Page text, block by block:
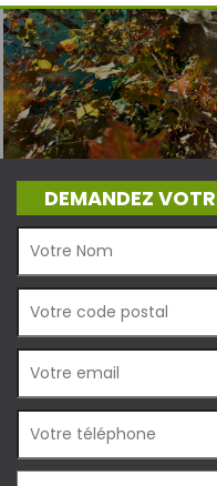
DEMANDEZ